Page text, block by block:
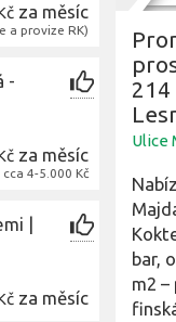
za měsíc
a provize RK)
-
za měsíc
4-5.000 Kč
|
za měsíc
Ulice
bar,
m2